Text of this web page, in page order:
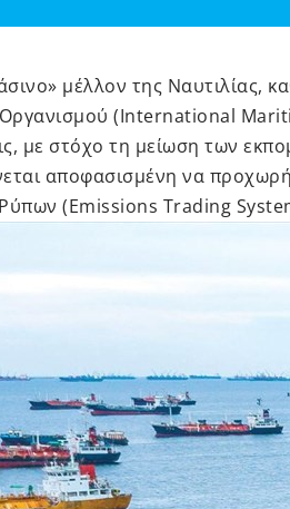
μέλλον της Ναυτιλίας,
Οργανισμού (International
με στόχο τη μείωση των
αποφασισμένη να
(Emissions Trading